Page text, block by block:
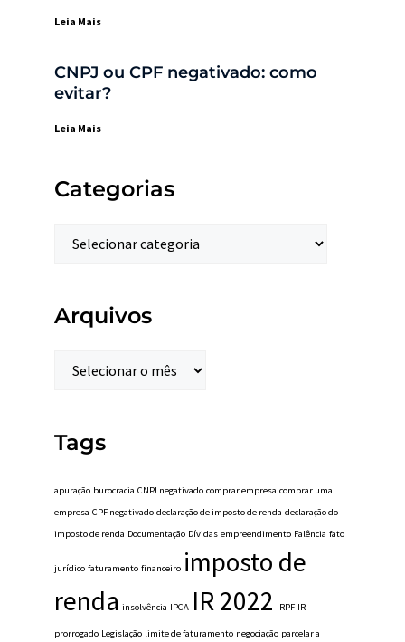
Leia Mais
CNPJ ou CPF negativado: como
evitar?
Leia Mais
Categorias
Arquivos
Tags
apuração burocracia CNPJ negativado comprar empresa comprar uma
empresa CPF negativado declaração de imposto de renda declaração do
imposto de renda Documentação Dívidas empreendimento Falência fato
jurídico faturamento financeiro imposto de
renda insolvência IPCA IR 2022 IRPF IR
prorrogado Legislação limite de faturamento negociação parcelar a